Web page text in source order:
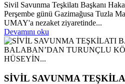
Sivil Savunma Teşkilatı Başkanı
Perşembe günü Gazimağusa Tuzla
UMAY'a nezaket ziyaretinde...
Devamını oku
SİVİL SAVUNMA